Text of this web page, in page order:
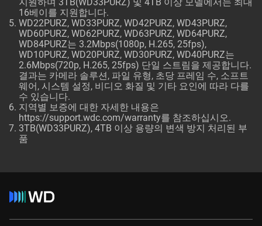
16베이를 지원합니다.
WD22PURZ, WD33PURZ, WD42PURZ, WD43PURZ,
WD60PURZ, WD62PURZ, WD63PURZ, WD64PURZ,
WD84PURZ는 3.2Mbps(1080p, H.265, 25fps),
WD10PURZ, WD20PURZ, WD30PURZ, WD40PURZ는
2.6Mbps(720p, H.265, 25fps) 단일 스트림을 제공합니다.
결과는 카메라 솔루션, 파일 유형, 초당 프레임 수, 소프트
웨어, 시스템 설정, 비디오 화질 및 기타 요인에 따라 다를
수 있습니다.
지역별 보증에 대한 자세한 내용은
https://support.wdc.com/warranty를 참조하십시오.
3TB(WD33PURZ), 4TB 이상 용량의 변색 방지 처리된 부
품